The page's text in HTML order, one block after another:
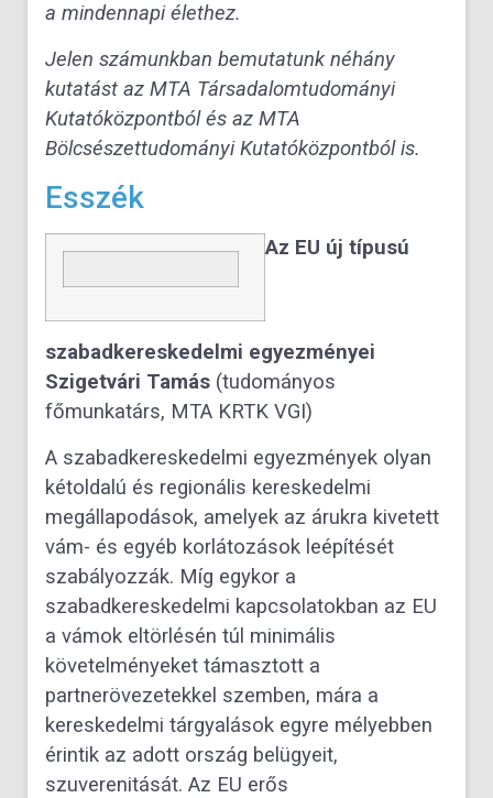
a mindennapi élethez.
Jelen számunkban bemutatunk néhány
kutatást az MTA Társadalomtudományi
Kutatóközpontból és az MTA
Bölcsészettudományi Kutatóközpontból is.
Esszék
Az EU új típusú
szabadkereskedelmi egyezményei
Szigetvári Tamás (tudományos
főmunkatárs, MTA KRTK VGI)
A szabadkereskedelmi egyezmények olyan
kétoldalú és regionális kereskedelmi
megállapodások, amelyek az árukra kivetett
vám- és egyéb korlátozások leépítését
szabályozzák. Míg egykor a
szabadkereskedelmi kapcsolatokban az EU
a vámok eltörlésén túl minimális
követelményeket támasztott a
partnerövezetekkel szemben, mára a
kereskedelmi tárgyalások egyre mélyebben
érintik az adott ország belügyeit,
szuverenitását. Az EU erős